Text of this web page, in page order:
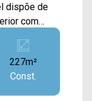
com
porta
pia e
227m²
Const.